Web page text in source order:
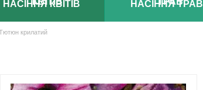
НАСІННЯ КВІТІВ НАСІННЯ ТРАВ
крилатий